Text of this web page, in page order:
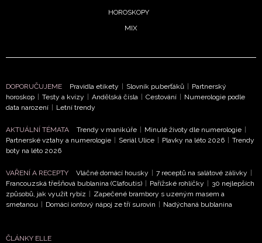
NEWSLETTER
ODESLAT
Přihlášením k newsletteru souhlasíte sObchodními
potvrzujete, že jste se seznámili se
HOROSKOPY
MIX
DOPORUČUJEME Pravidla etikety | Slovník puberťáků | Partnerský
horoskop | Testy a kvízy | Andělská čísla | Cestování | Numerologie podle
data narození | Letní trendy
AKTUÁLNÍ TÉMATA Trendy v manikúře | Minulé životy dle numerologie |
Partnerské vztahy a numerologie | Seriál Ulice | Plavky na léto 2026 | Trendy
boty na léto 2026
VAŘENÍ A RECEPTY Vláčné domácí housky | 7 receptů na salátové zálivky |
Francouzská třešňová bublanina (Clafoutis) | Pařížské rohlíčky | 30 nejlepších
způsobů, jak využít rybíz | Zapečené brambory s uzeným masem a
smetanou | Domácí iontový nápoj ze tří surovin | Nadýchaná bublanina
ČLÁNKY ELLE